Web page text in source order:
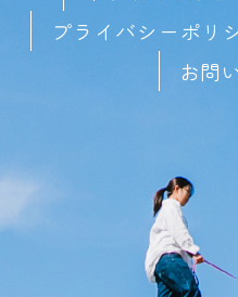
プライバシーポリ
お問